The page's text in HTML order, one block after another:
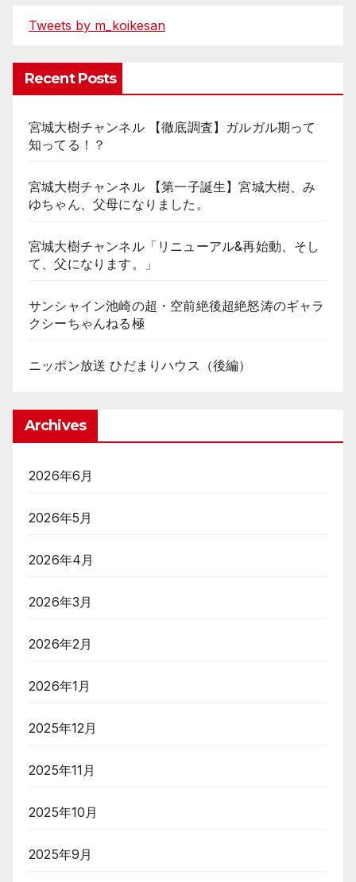
Tweets by m_koikesan
Recent Posts
宮城大樹チャンネル 【徹底調査】ガルガル期って
知ってる！？
宮城大樹チャンネル 【第一子誕生】宮城大樹、み
ゆちゃん、父母になりました。
宮城大樹チャンネル「リニューアル&再始動、そし
て、父になります。」
サンシャイン池崎の超・空前絶後超絶怒涛のギャラ
クシーちゃんねる極
ニッポン放送 ひだまりハウス（後編）
Archives
2026年6月
2026年5月
2026年4月
2026年3月
2026年2月
2026年1月
2025年12月
2025年11月
2025年10月
2025年9月